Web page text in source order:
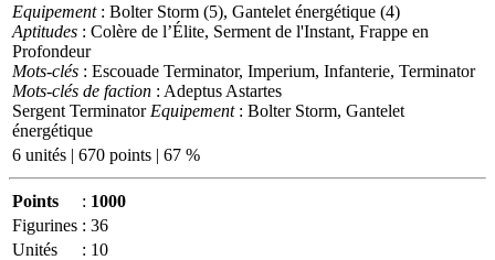
Equipement: Bolter Storm (5), Gantelet énergétique (4)
Aptitudes : Colère de l’Élite, Serment de l'Instant, Frappe en
Profondeur
Mots-clés : Escouade Terminator, Imperium, Infanterie, Terminator
Mots-clés de faction : Adeptus Astartes
Sergent Terminator Equipement: Bolter Storm, Gantelet
énergétique
6 unités | 670 points | 67 %
Points : 1000
Figurines : 36
Unités
: 10